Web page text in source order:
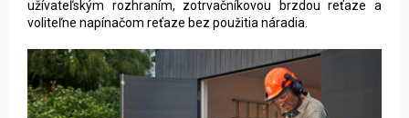
užívateľským rozhraním, zotrvačníkovou brzdou reťaze a
voliteľne napínačom reťaze bez použitia náradia.